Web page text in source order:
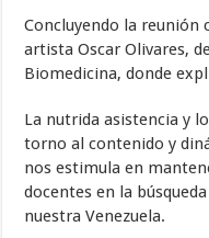
Concluyendo la reunión
artista Oscar Olivares,
Biomedicina, donde
La nutrida asistencia y
torno al contenido y
nos estimula en
docentes en la
nuestra Venezuela.